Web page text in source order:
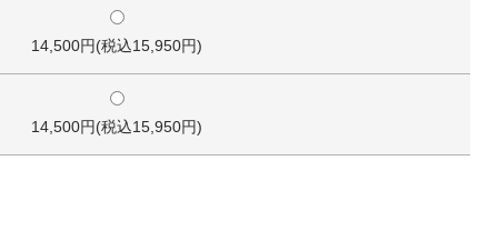
14,500円(税込15,950円)
14,500円(税込15,950円)